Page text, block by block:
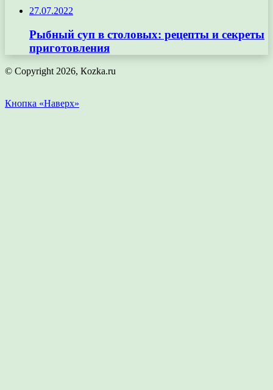
27.07.2022
Рыбный суп в столовых: рецепты и секреты
приготовления
© Copyright 2026, Кozka.ru
Кнопка «Наверх»